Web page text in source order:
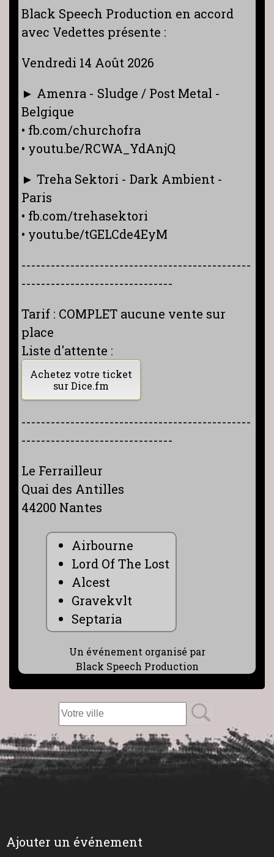
Black Speech Production en accord
avec Vedettes présente :
Vendredi 14 Août 2026
► Amenra - Sludge / Post Metal -
Belgique
• fb.com/churchofra
• youtu.be/RCWA_YdAnjQ
► Treha Sektori - Dark Ambient -
Paris
• fb.com/trehasektori
• youtu.be/tGELCde4EyM
-----------------------------------------------
-------------------------------
Tarif : COMPLET aucune vente sur
place
Liste d'attente :
Achetez votre ticket
sur Dice.fm
-----------------------------------------------
-------------------------------
Le Ferrailleur
Quai des Antilles
44200 Nantes
Airbourne
Lord Of The Lost
Alcest
Gravekvlt
Septaria
Un événement organisé par
Black Speech Production
Ajouter un événement